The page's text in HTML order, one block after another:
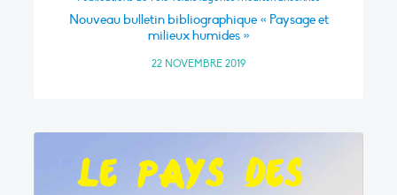
Nouveau bulletin bibliographique « Paysage et
milieux humides »
22 NOVEMBRE 2019